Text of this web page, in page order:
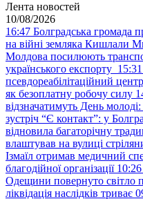
Лента новостей
10/08/2026
16:47 Болградська громада
на війні земляка Кишлали
Молдова посилюють
українського експорту 15:31
псевдореабілітаційний
як безоплатну робочу силу
відзначатимуть День молоді:
зустріч “Є контакт”: у
відновила багаторічну
влаштував на вулиці
Ізмаїл отримав медичний
благодійної організації 10:26
Одещини повернуто світло
ліквідація наслідків триває